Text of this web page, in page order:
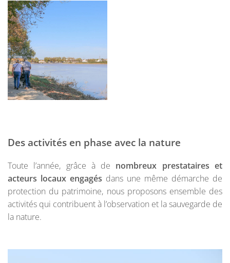
Des activités en phase avec la nature
Toute l’année, grâce à de nombreux prestataires et
acteurs locaux engagés dans une même démarche de
protection du patrimoine, nous proposons ensemble des
activités qui contribuent à l’observation et la sauvegarde de
la nature.